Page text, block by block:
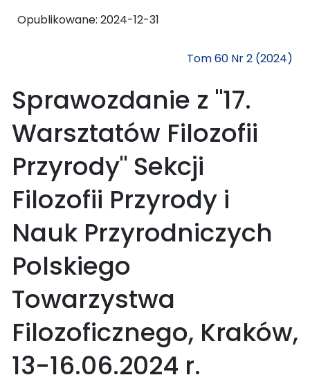
Opublikowane: 2024-12-31
Tom 60 Nr 2 (2024)
Sprawozdanie z "17.
Warsztatów Filozofii
Przyrody" Sekcji
Filozofii Przyrody i
Nauk Przyrodniczych
Polskiego
Towarzystwa
Filozoficznego, Kraków,
13-16.06.2024 r.